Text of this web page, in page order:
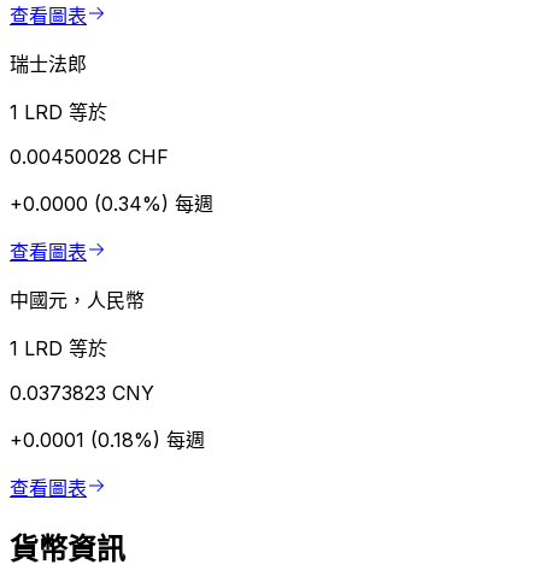
查看圖表
瑞士法郎
1 LRD 等於
0.00450028 CHF
+0.0000 (0.34%) 每週
查看圖表
中國元，人民幣
1 LRD 等於
0.0373823 CNY
+0.0001 (0.18%) 每週
查看圖表
貨幣資訊